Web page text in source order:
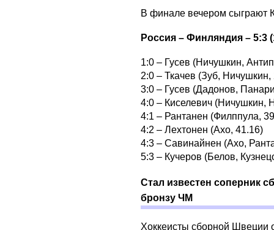
В финале вечером сыграют
Россия – Финляндия – 5:3
1:0 – Гусев (Ничушкин,
2:0 – Ткачев (Зуб, Ничушкин,
3:0 – Гусев (Дадонов,
4:0 – Киселевич (Ничушкин,
4:1 – Рантанен (Филппула,
4:2 – Лехтонен (Ахо, 41.16)
4:3 – Савинайнен (Ахо,
5:3 – Кучеров (Белов,
Стал известен соперник
бронзу ЧМ
Хоккеисты сборной Швеции